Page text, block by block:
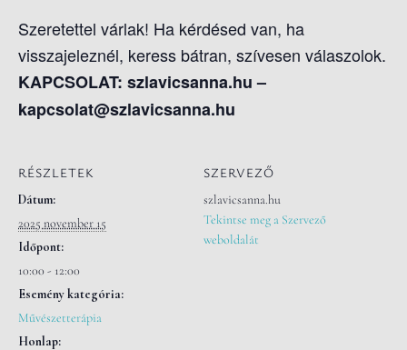
Szeretettel várlak! Ha kérdésed van, ha
visszajeleznél, keress bátran, szívesen válaszolok.
KAPCSOLAT: szlavicsanna.hu –
kapcsolat@szlavicsanna.hu
RÉSZLETEK
Dátum:
2025 november 15
Időpont:
10:00 - 12:00
Esemény kategória:
Művészetterápia
Honlap:
SZERVEZŐ
szlavicsanna.hu
Tekintse meg a Szervező
weboldalát